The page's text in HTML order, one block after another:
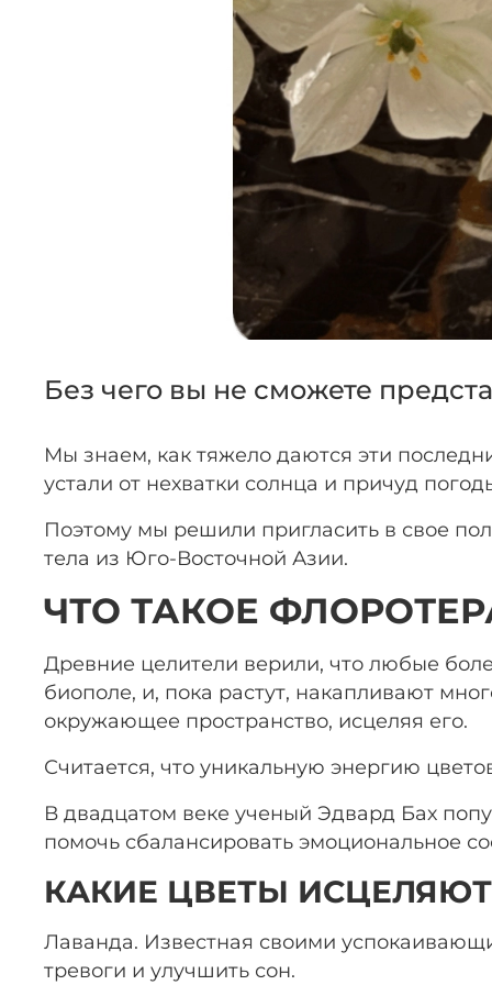
Без чего вы не сможете
Мы знаем, как тяжело даются эти
устали от нехватки солнца и причуд
Поэтому мы решили пригласить в свое
тела из Юго-Восточной Азии.
ЧТО ТАКОЕ
Древние целители верили, что любые
биополе, и, пока растут, накапливают
окружающее пространство, исцеляя его.
Считается, что уникальную энергию
В двадцатом веке ученый Эдвард Бах
помочь сбалансировать эмоциональное
КАКИЕ ЦВЕТЫ
Лаванда. Известная своими
тревоги и улучшить сон.